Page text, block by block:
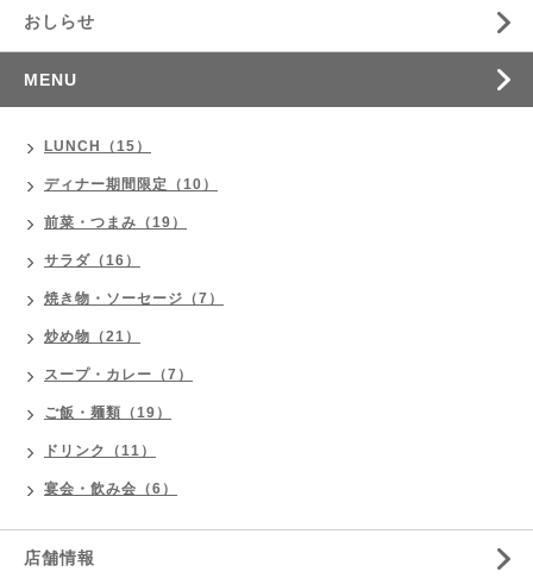
おしらせ
MENU
LUNCH（15）
ディナー期間限定（10）
前菜・つまみ（19）
サラダ（16）
焼き物・ソーセージ（7）
炒め物（21）
スープ・カレー（7）
ご飯・麺類（19）
ドリンク（11）
宴会・飲み会（6）
店舗情報